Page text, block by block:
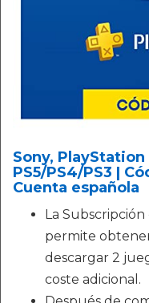
Sony, PlayStation
PS5/PS4/PS3 |
Cuenta española
La
permite
descargar 2
coste adicional.